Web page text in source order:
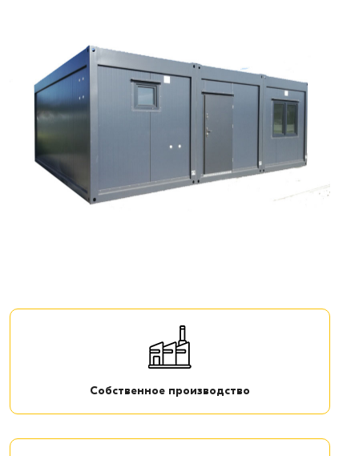
Собственное производство